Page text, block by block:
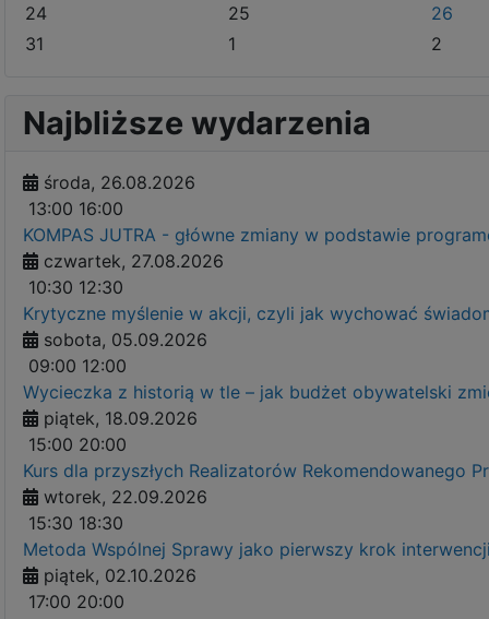
24
25 26
31
1 2
Najbliższe wydarzenia
środa, 26.08.2026
13:00 16:00
KOMPAS JUTRA - główne zmiany w podstawie
czwartek, 27.08.2026
10:30 12:30
Krytyczne myślenie w akcji, czyli jak wychować
sobota, 05.09.2026
09:00 12:00
Wycieczka z historią w tle – jak budżet obywatelski
piątek, 18.09.2026
15:00 20:00
Kurs dla przyszłych Realizatorów Rekomendowanego
wtorek, 22.09.2026
15:30 18:30
Metoda Wspólnej Sprawy jako pierwszy krok
piątek, 02.10.2026
17:00 20:00